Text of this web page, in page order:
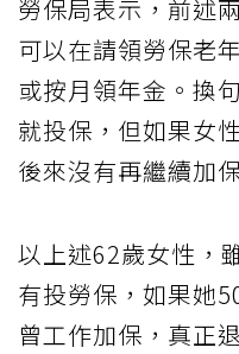
勞保局表示，前述
可以在請領勞保老
或按月領年金。換
就投保，但如果女
後來沒有再繼續加
以上述62歲女性，
有投勞保，如果她
曾工作加保，真正